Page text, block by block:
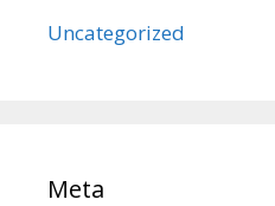
Uncategorized
Meta